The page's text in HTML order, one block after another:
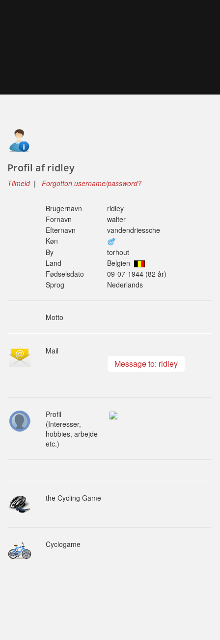
Profil af ridley
Tilmeld| Forgotton username/password?
Brugernavn
ridley
Fornavn
walter
Efternavn
vandendriessche
Køn
By
torhout
Land
Belgien
Fødselsdato
09-07-1944 (82 år)
Sprog
Nederlands
Motto
Mail
Message to: ridley
Profil
(Interesser,
hobbies, arbejde
etc.)
the Cycling Game
Cyclogame